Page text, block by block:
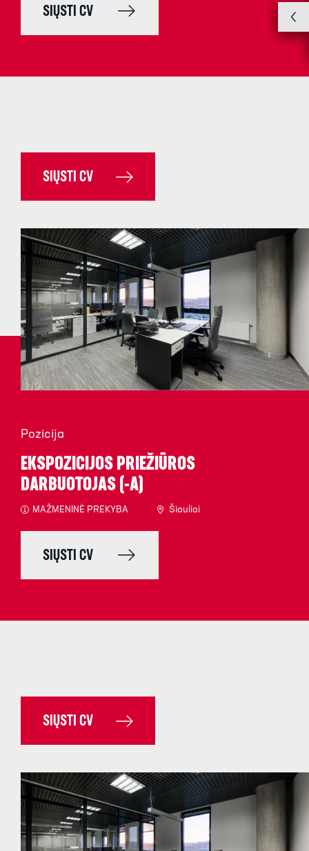
SIŲSTI CV
SIŲSTI CV
Pozicija
EKSPOZICIJOS PRIEŽIŪROS
DARBUOTOJAS (-A)
MAŽMENINĖ PREKYBA Šiauliai
SIŲSTI CV
SIŲSTI CV